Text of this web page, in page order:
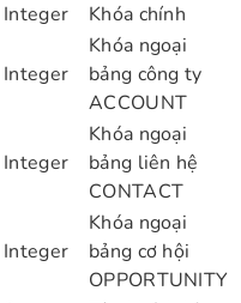
Integer Khóa chính
Integer
Khóa ngoại
bảng công ty
ACCOUNT
Integer
Khóa ngoại
bảng liên hệ
CONTACT
Integer
Khóa ngoại
bảng cơ hội
OPPORTUNITY